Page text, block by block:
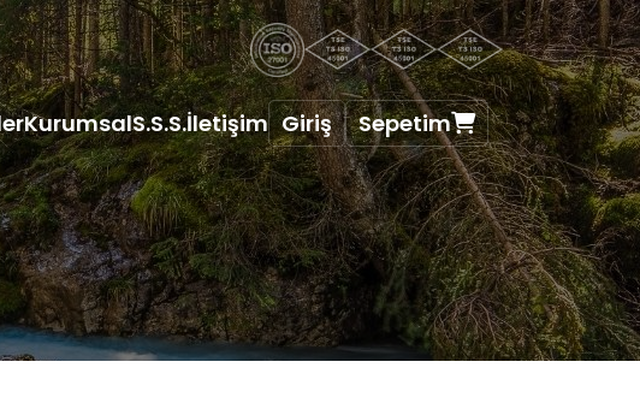
KurumsalS.S.S.İletişim Giriş Sepetim